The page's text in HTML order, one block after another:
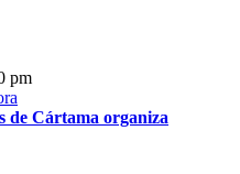
pm
de Cártama organiza